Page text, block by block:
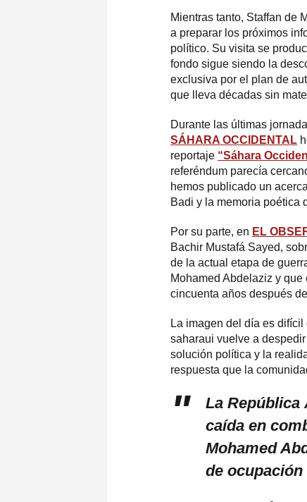
Mientras tanto, Staffan de
a preparar los próximos
político. Su visita se
fondo sigue siendo la
exclusiva por el plan de
que lleva décadas sin
Durante las últimas
SÁHARA OCCIDENTAL
reportaje “Sáhara
referéndum parecía
hemos publicado un
Badi y la memoria poética
Por su parte, en EL
Bachir Mustafá Sayed,
de la actual etapa de
Mohamed Abdelaziz y
cincuenta años después
La imagen del día es
saharaui vuelve a
solución política y la
respuesta que la
La República
caída en
Mohamed
de